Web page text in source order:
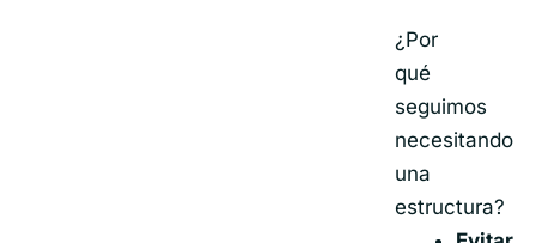
¿Por
qué
seguimos
necesitando
una
estructura?